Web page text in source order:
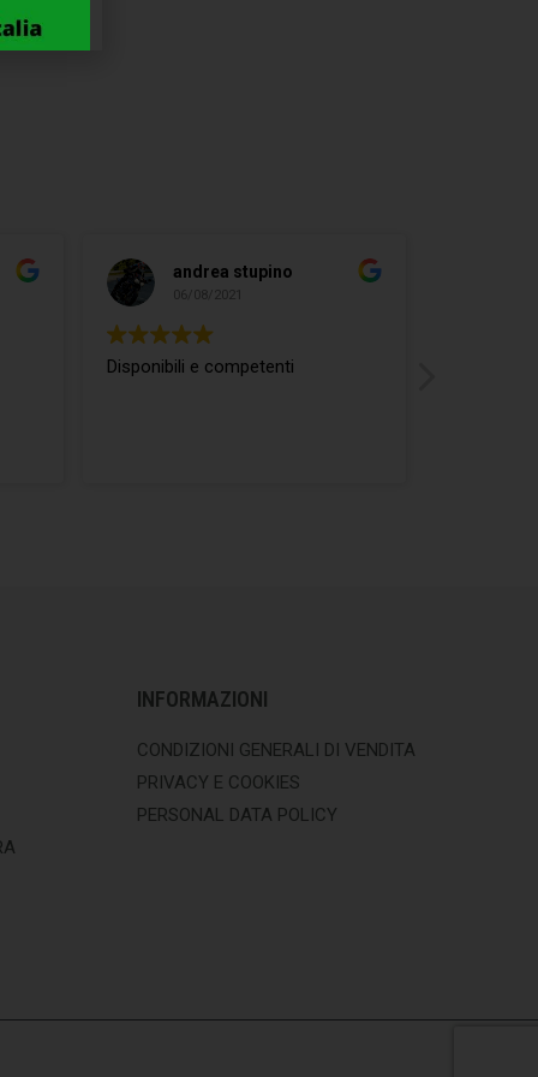
andrea stupino
06/08/2021
Disponibili e competenti
INFORMAZIONI
CONDIZIONI GENERALI DI VENDITA
PRIVACY E COOKIES
PERSONAL DATA POLICY